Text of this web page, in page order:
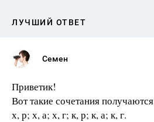
ЛУЧШИЙ ОТВЕТ
Семен
Приветик!
Вот такие сочетания получаются
х, р; х, а; х, г; к, р; к, а; к, г.